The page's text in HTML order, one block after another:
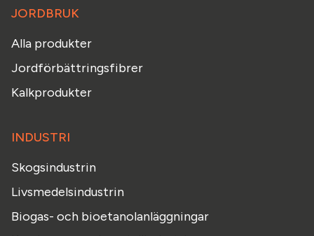
JORDBRUK
Alla produkter
Jordförbättringsfibrer
Kalkprodukter
INDUSTRI
Skogsindustrin
Livsmedelsindustrin
Biogas- och bioetanolanläggningar